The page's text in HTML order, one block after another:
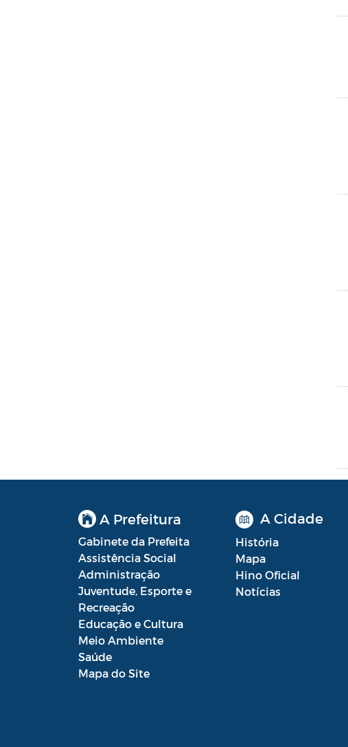
Convênio
Diário oficial
Emendas Parlamentares
Extrato de Contratos
Extrato de Inexigibilidade
Instruções Normativas
A Prefeitura
Gabinete da Prefeita
Assistência Social
Administração
Juventude, Esporte e
Recreação
Educação e Cultura
Meio Ambiente
Saúde
Mapa do Site
A Cidade
História
Mapa
Hino Oficial
Notícias